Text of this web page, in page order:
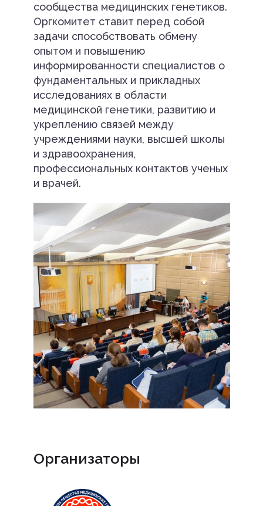
сообщества медицинских генетиков.
Оргкомитет ставит перед собой
задачи способствовать обмену
опытом и повышению
информированности специалистов о
фундаментальных и прикладных
исследованиях в области
медицинской генетики, развитию и
укреплению связей между
учреждениями науки, высшей школы
и здравоохранения,
профессиональных контактов ученых
и врачей.
Организаторы